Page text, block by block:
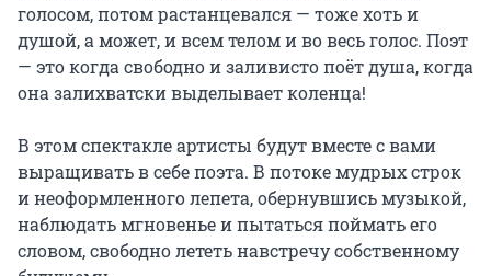
голосом, потом растанцевался — тоже хоть и
душой, а может, и всем телом и во весь голос. Поэт
— это когда свободно и заливисто поёт душа, когда
она залихватски выделывает коленца!
В этом спектакле артисты будут вместе с вами
выращивать в себе поэта. В потоке мудрых строк
и неоформленного лепета, обернувшись музыкой,
наблюдать мгновенье и пытаться поймать его
словом, свободно лететь навстречу собственному